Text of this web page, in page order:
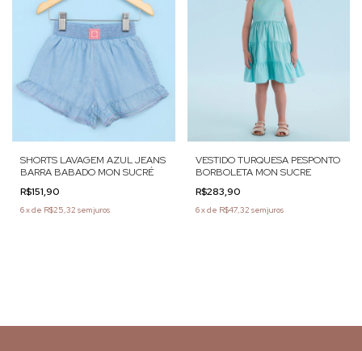
SHORTS LAVAGEM AZUL JEANS
BARRA BABADO MON SUCRÉ
R$151,90
6xde R$25,32 sem juros
VESTIDO TURQUESA PESPONTO
BORBOLETA MON SUCRE
R$283,90
6xde R$47,32 sem juros